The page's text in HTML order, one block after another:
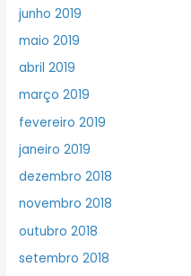
junho 2019
maio 2019
abril 2019
março 2019
fevereiro 2019
janeiro 2019
dezembro 2018
novembro 2018
outubro 2018
setembro 2018